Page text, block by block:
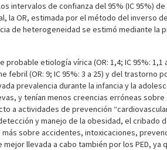
intervalos de confianza del 95% (IC 95%)
OR, estimada por el método del inverso
de heterogeneidad se estimó mediante la
etiología vírica (OR: 1,4; IC 95%: 1,1
(OR: 9; IC 95%: 3 a 25) y del trastorno
prevalencia durante la infancia y la
y tenían menos creencias erróneas
a actividades de prevención
y manejo de la obesidad, el cribado
sobre accidentes, intoxicaciones,
llevada a cabo también por los PED,